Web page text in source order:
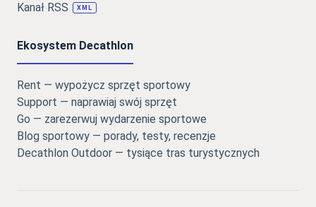
Kanał RSS
XML
Ekosystem Decathlon
Rent — wypożycz sprzęt sportowy
Support — naprawiaj swój sprzęt
Go — zarezerwuj wydarzenie sportowe
Blog sportowy — porady, testy, recenzje
Decathlon Outdoor — tysiące tras turystycznych